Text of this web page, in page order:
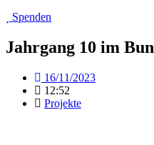
Spenden
Jahrgang 10 im
16/11/2023
12:52
Projekte